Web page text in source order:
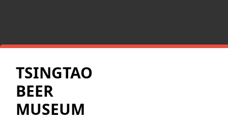
TSINGTAO
BEER
MUSEUM